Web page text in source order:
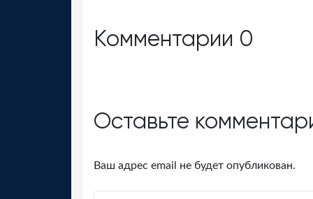
Комментарии 0
Оставьте
Ваш адрес email не будет опубликован.